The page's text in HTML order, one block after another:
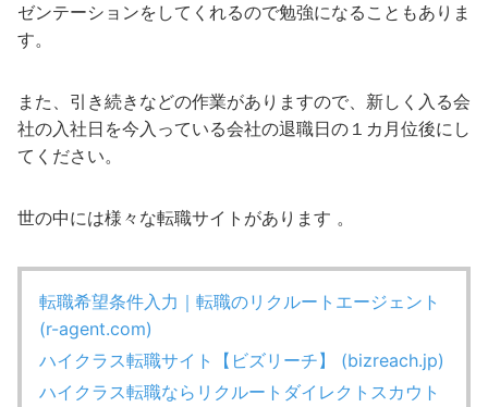
ゼンテーションをしてくれるので勉強になることもありま
す。
また、引き続きなどの作業がありますので、新しく入る会
社の入社日を今入っている会社の退職日の１カ月位後にし
てください。
世の中には様々な転職サイトがあります 。
転職希望条件入力｜転職のリクルートエージェント
(r-agent.com)
ハイクラス転職サイト【ビズリーチ】 (bizreach.jp)
ハイクラス転職ならリクルートダイレクトスカウト